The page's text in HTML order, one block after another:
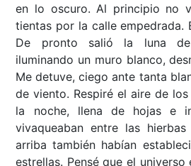
en lo oscuro. Al principio no
tientas por la calle empedrada.
De pronto salió la luna
iluminando un muro blanco,
Me detuve, ciego ante tanta
de viento. Respiré el aire de
la noche, llena de hojas e
vivaqueaban entre las
arriba también habían
estrellas. Pensé que el